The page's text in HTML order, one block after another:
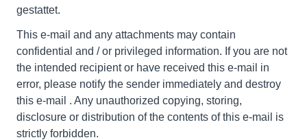
gestattet.
This e-mail and any attachments may contain
confidential and / or privileged information. If you are not
the intended recipient or have received this e-mail in
error, please notify the sender immediately and destroy
this e-mail . Any unauthorized copying, storing,
disclosure or distribution of the contents of this e-mail is
strictly forbidden.